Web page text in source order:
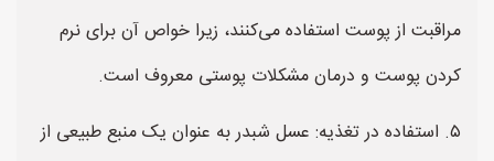
مراقبت از پوست استفاده می‌کنند، زیرا خواص آن برای نرم
کردن پوست و درمان مشکلات پوستی معروف است.
۵. استفاده در تغذیه: عسل شبدر به عنوان یک منبع طبیعی از